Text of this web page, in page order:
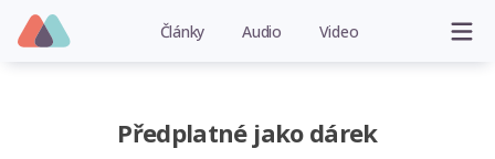
Články Audio Video
Předplatné jako dárek